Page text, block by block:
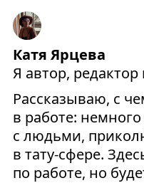
Катя Ярцева
Я автор, редактор
Рассказываю, с
в работе:
с людьми,
в тату-сфере.
по работе, но